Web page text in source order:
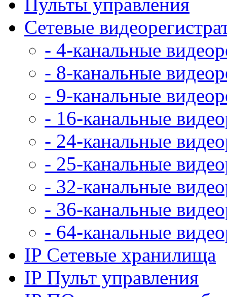
Сетевые
- 4-канальные
- 8-канальные
- 9-канальные
- 16-канальные
- 24-канальные
- 25-канальные
- 32-канальные
- 36-канальные
- 64-канальные
IP Сетевые хранилища
IP Пульт управления